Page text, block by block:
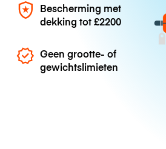
Bescherming met
dekking tot£2200
Geen grootte- of
gewichtslimieten